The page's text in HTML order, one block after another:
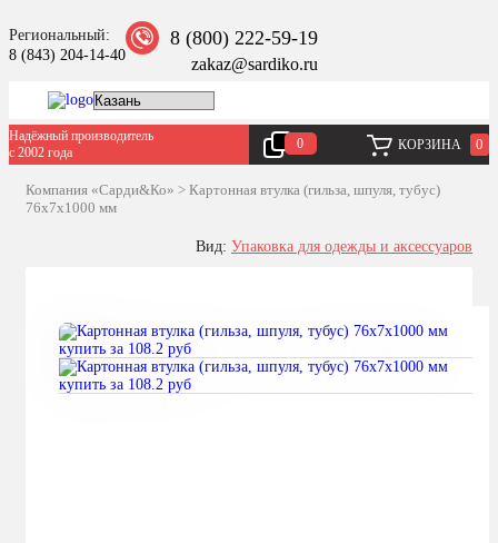
Региональный:
8 (843) 204-14-40
8 (800) 222-59-19
zakaz@sardiko.ru
Надёжный производитель
с 2002 года
0 КОРЗИНА 0
Компания «Сарди&Ко» > Картонная втулка (гильза, шпуля, тубус)
76х7х1000 мм
Вид: Упаковка для одежды и аксессуаров